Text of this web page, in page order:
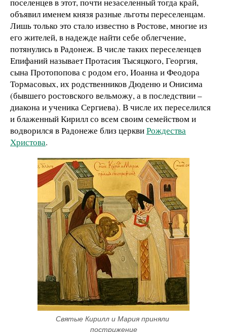
объявил именем князя разные льготы переселенцам.
Лишь только это стало известно в Ростове, многие из
его жителей, в надежде найти себе облегчение,
потянулись в Радонеж. В числе таких переселенцев
Епифаний называет Протасия Тысяцкого, Георгия,
сына Протопопова с родом его, Иоанна и Феодора
Тормасовых, их родственников Дюденю и Онисима
(бывшего ростовского вельможу, а в последствии –
диакона и ученика Сергиева). В числе их переселился
и блаженный Кирилл со всем своим семейством и
водворился в Радонеже близ церквиРождества
Христова.
Святые Кирилл и Мария приняли
пострижение